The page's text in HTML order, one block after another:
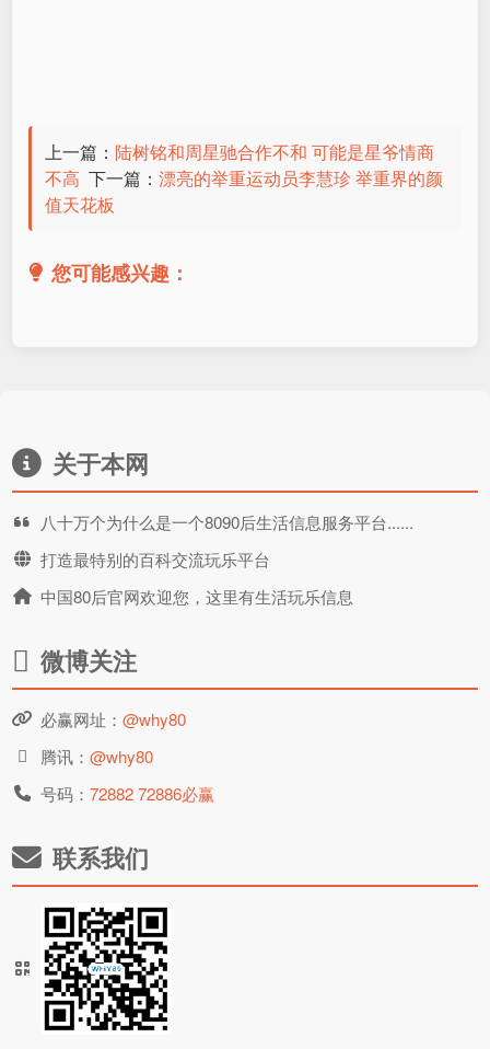
上一篇： 陆树铭和周星驰合作不和 可能是星爷情商
不高 下一篇：漂亮的举重运动员李慧珍 举重界的颜
值天花板
您可能感兴趣：
关于本网
八十万个为什么是一个8090后生活信息服务平台......
打造最特别的百科交流玩乐平台
中国80后官网欢迎您，这里有生活玩乐信息
微博关注
必赢网址：@why80
腾讯：@why80
号码：72882 72886必赢
联系我们